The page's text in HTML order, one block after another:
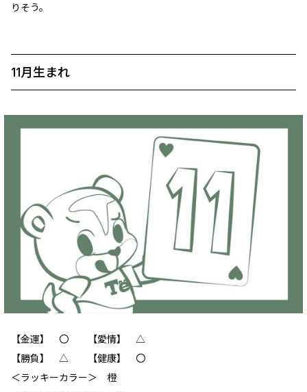
りそう。
11月生まれ
【金運】 〇 【愛情】 △
【勝負】 △ 【健康】 〇
‪＜ラッキーカラー＞ 橙